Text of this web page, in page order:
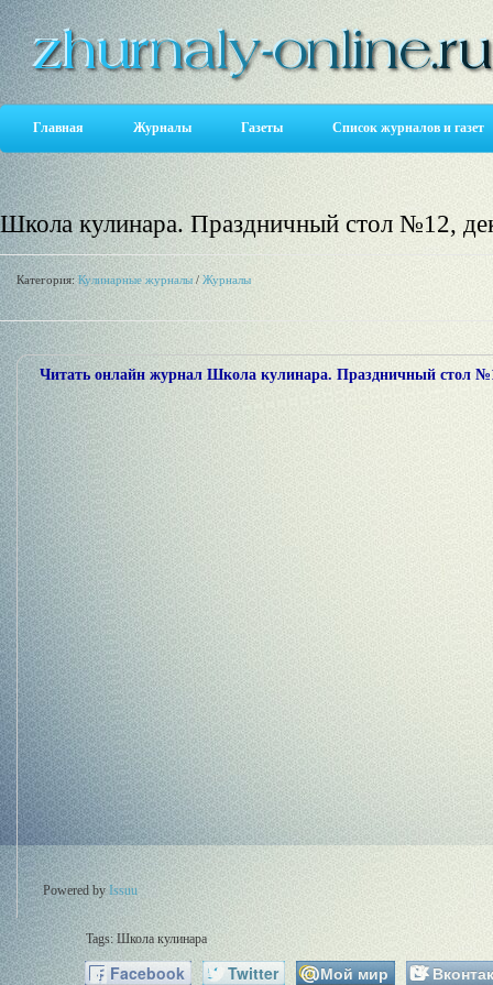
Главная Журналы Газеты Список журналов и газет
Школа кулинара. Праздничный стол №12,
Категория:Кулинарные журналы / Журналы
Читать онлайн журнал Школа кулинара. Праздничный стол
Powered byIssuu
Tags:Школа кулинара
Facebook Twitter Мой мир